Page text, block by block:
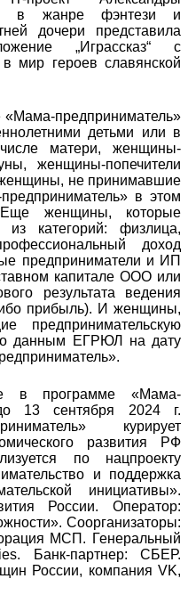
в жанре фэнтези и
дочери представила
„Играссказ“ с
мир героев славянской
«Мама-предприниматель»
детьми или в
матери, женщины-
женщины-попечители
не принимавшие
в этом
женщины, которые
категорий: физлица,
доход
предприниматели и ИП
капитале ООО или
результата ведения
прибыль). И женщины,
данным ЕГРЮЛ на дату
в программе «Мама-
13 сентября 2024 г.
курирует
развития РФ
по нацпроекту
и поддержка
инициативы».
России. Оператор:
Соорганизаторы:
МСП. Генеральный
Банк-партнер: СБЕР.
России, компания VK,